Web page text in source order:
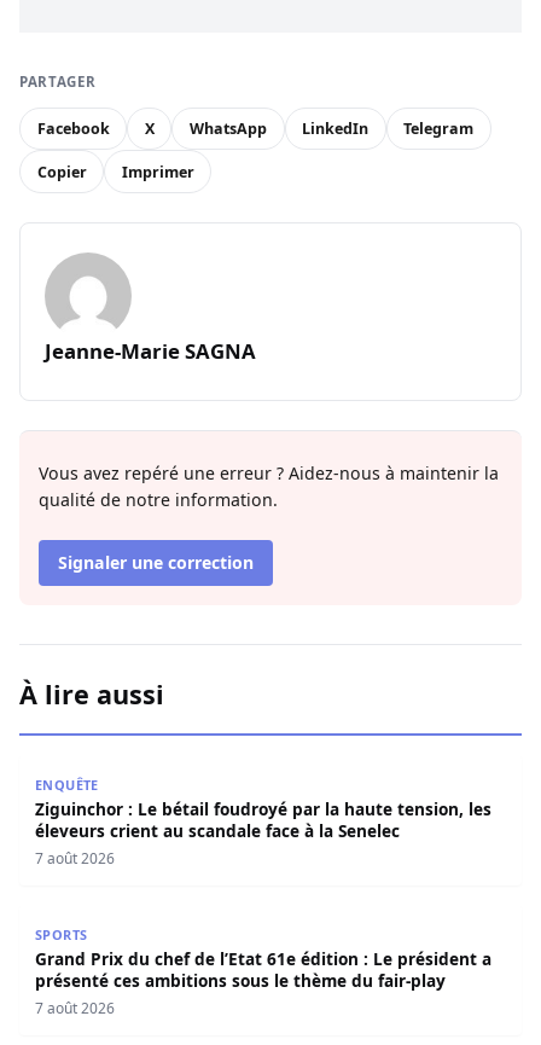
PARTAGER
Facebook X WhatsApp LinkedIn Telegram
Copier Imprimer
Jeanne-Marie SAGNA
Vous avez repéré une erreur ? Aidez-nous à maintenir la
qualité de notre information.
Signaler une correction
À lire aussi
ENQUÊTE
Ziguinchor : Le bétail foudroyé par la haute tension, les
éleveurs crient au scandale face à la Senelec
7 août 2026
SPORTS
Grand Prix du chef de l’Etat 61e édition : Le président a
présenté ces ambitions sous le thème du fair-play
7 août 2026